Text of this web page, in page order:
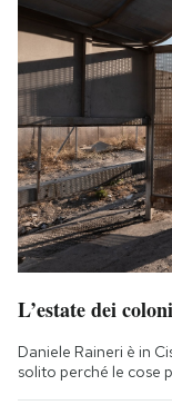
L’estate dei
Daniele Raineri è in
solito perché le cose